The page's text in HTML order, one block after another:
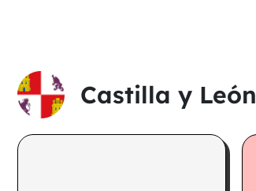
Castilla y León